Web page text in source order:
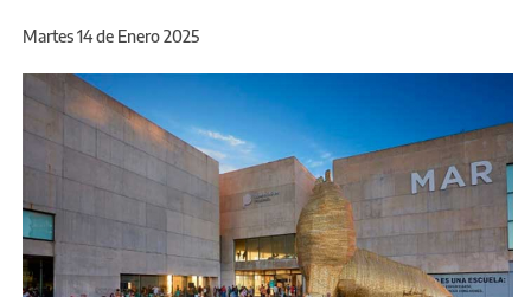
Martes 14 de Enero 2025